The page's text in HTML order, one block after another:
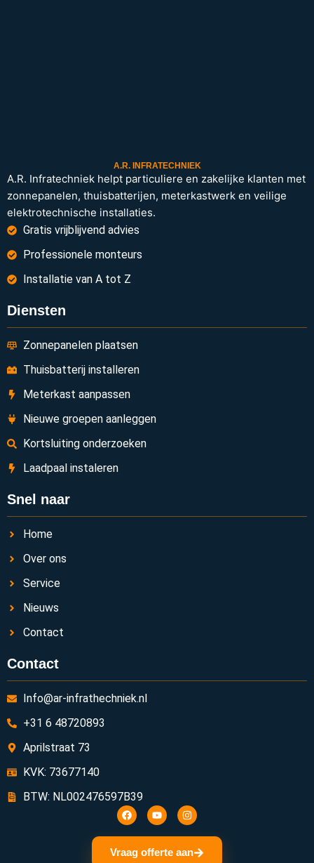
A.R. INFRATECHNIEK
A.R. Infratechniek helpt particuliere en zakelijke klanten met
zonnepanelen, thuisbatterijen, meterkastwerk en veilige
elektrotechnische installaties.
Gratis vrijblijvend advies
Professionele monteurs
Installatie van A tot Z
Diensten
Zonnepanelen plaatsen
Thuisbatterij installeren
Meterkast aanpassen
Nieuwe groepen aanleggen
Kortsluiting onderzoeken
Laadpaal instaleren
Snel naar
Home
Over ons
Service
Nieuws
Contact
Contact
Info@ar-infrathechniek.nl
+31 6 48720893
Aprilstraat 73
KVK: 73677140
BTW: NL002476597B39
Vraag offerte aan